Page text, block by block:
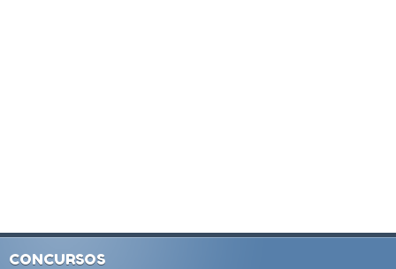
CONCURSOS